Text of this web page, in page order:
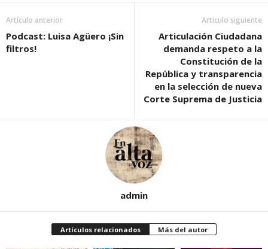
Artículo anterior
Podcast: Luisa Agüero ¡Sin
filtros!
Artículo siguiente
Articulación Ciudadana
demanda respeto a la
Constitución de la
República y transparencia
en la selección de nueva
Corte Suprema de Justicia
admin
Artículos relacionados Más del autor